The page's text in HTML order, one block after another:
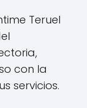
Teruel
con la
servicios.